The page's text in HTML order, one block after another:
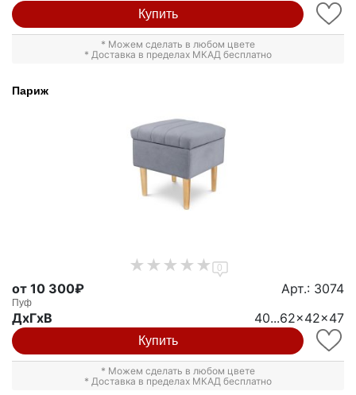
Купить
* Можем сделать в любом цвете
* Доставка в пределах МКАД бесплатно
Париж
0
от 10 300₽ Арт.: 3074
Пуф
ДxГxВ 40...62x42x47
Купить
* Можем сделать в любом цвете
* Доставка в пределах МКАД бесплатно